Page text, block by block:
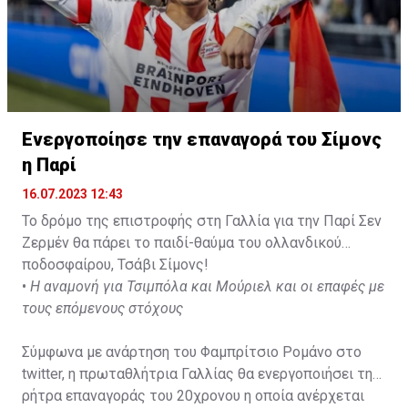
Ενεργοποίησε την επαναγορά του Σίμονς
η Παρί
16.07.2023 12:43
Το δρόμο της επιστροφής στη Γαλλία για την Παρί Σεν
Ζερμέν θα πάρει το παιδί-θαύμα του ολλανδικού
ποδοσφαίρου, Τσάβι Σίμονς!
• Η αναμονή για Τσιμπόλα και Μούριελ και οι επαφές με
τους επόμενους στόχους
Σύμφωνα με ανάρτηση του Φαμπρίτσιο Ρομάνο στο
twitter, η πρωταθλήτρια Γαλλίας θα ενεργοποιήσει τη
ρήτρα επαναγοράς του 20χρονου η οποία ανέρχεται